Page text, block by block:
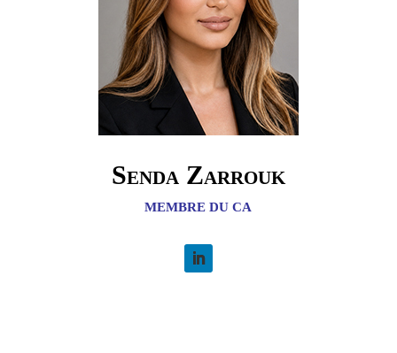
Senda Zarrouk
MEMBRE DU CA